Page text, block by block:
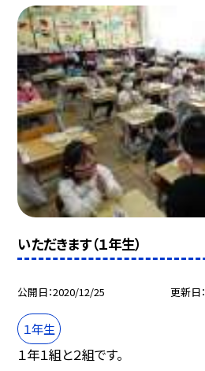
いただきます（１年生）
公開日 2020/12/25 更新日
１年生
１年１組と２組です。